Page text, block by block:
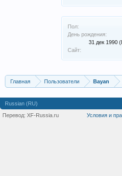
Пол:
День рождения:
31 дек 1990
Сайт:
Главная Пользователи Bayan
Russian (RU)
Условия и
Перевод: XF-Russia.ru